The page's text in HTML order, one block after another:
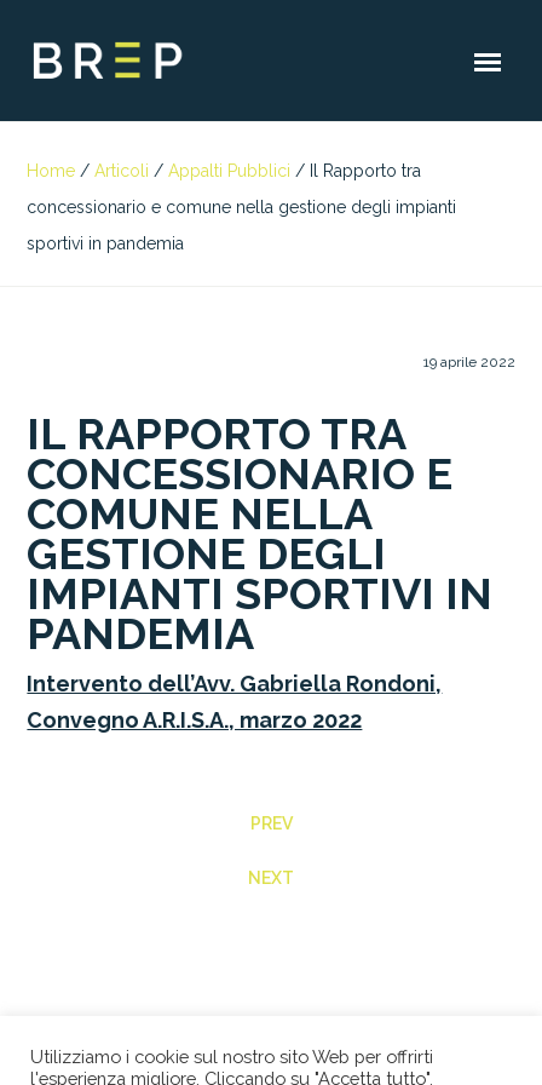
Home / Articoli / Appalti Pubblici /
Il Rapporto tra
concessionario e comune nella gestione degli impianti
sportivi in pandemia
19 aprile 2022
IL RAPPORTO TRA
CONCESSIONARIO E
COMUNE NELLA
GESTIONE DEGLI
IMPIANTI SPORTIVI IN
PANDEMIA
Intervento dell’Avv. Gabriella Rondoni,
Convegno A.R.I.S.A., marzo 2022
PREV
NEXT
Utilizziamo i cookie sul nostro sito Web per offrirti
l'esperienza migliore. Cliccando su "Accetta tutto",